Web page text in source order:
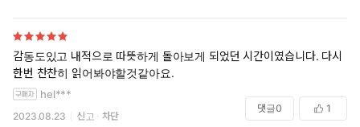
감동도있고 내적으로 따뜻하게 돌아보게 되었던 시간이였습니다. 다시
한번 찬찬히 읽어봐야할것같아요.
hel***
2023.08.23 신고 차단
댓글0 1